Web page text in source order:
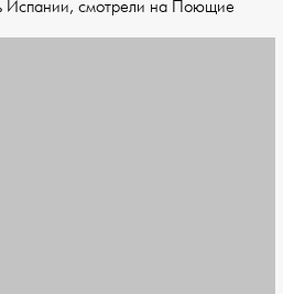
Испании, смотрели на Поющие